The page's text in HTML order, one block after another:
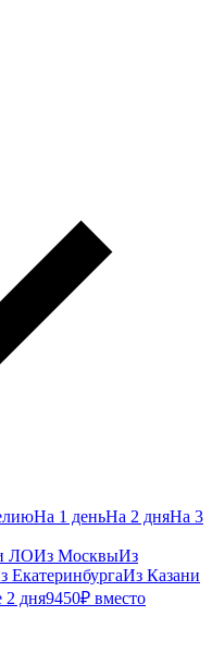
На 1 деньНа 2 дняНа 3
ЛОИз МосквыИз
ЕкатеринбургаИз Казани
2 дня9450₽ вместо